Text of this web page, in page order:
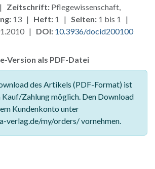
Zeitschrift: Pflegewissenschaft,
13 | Heft: 1 | Seiten: 1 bis 1 |
| DOI: 10.3936/docid200100
Version als PDF-Datei
des Artikels (PDF-Format) ist
Zahlung möglich. Den Download
Kundenkonto unter
verlag.de/my/orders/ vornehmen.